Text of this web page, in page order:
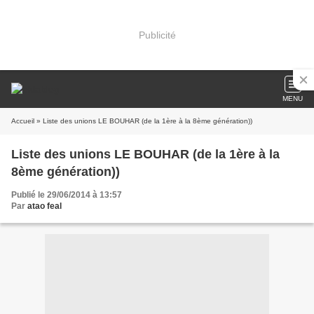
Publicité
MENU
Accueil » Liste des unions LE BOUHAR (de la 1ère à la 8ème génération))
Liste des unions LE BOUHAR (de la 1ère à la
8ème génération))
Publié le 29/06/2014 à 13:57
Par atao feal